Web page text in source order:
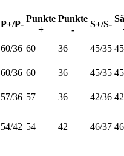
P+/P-
Punkte
+
Punkte
-
S+/S-
60/36 60 36 45/35 45
60/36 60 36 45/35 45
57/36 57 36 42/36 42
54/42 54 42 46/37 46